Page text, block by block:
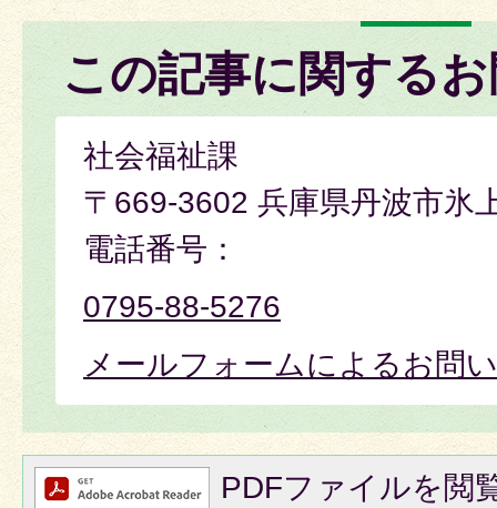
この記事に関する
社会福祉課
〒669-3602 兵庫県丹波市氷
電話番号：
0795-88-5276
メールフォームによるお問
PDFファイルを閲